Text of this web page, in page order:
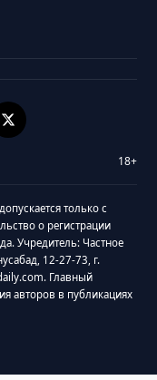
18+
только с
о регистрации
Учредитель: Частное
12-27-73, г.
Главный
авторов в публикациях